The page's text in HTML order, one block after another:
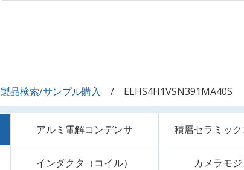
製品検索/サンプル購入 ELHS4H1VSN391MA40S
アルミ電解コンデンサ 積層セラミッ
インダクタ（コイル） カメラモ